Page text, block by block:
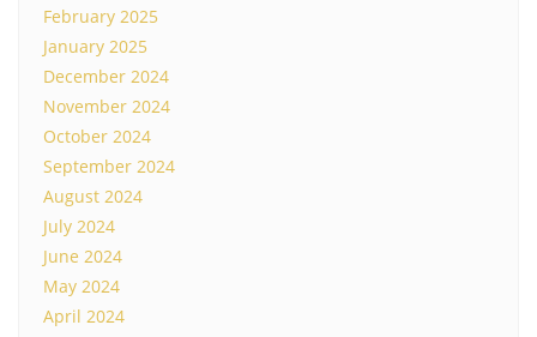
February 2025
January 2025
December 2024
November 2024
October 2024
September 2024
August 2024
July 2024
June 2024
May 2024
April 2024